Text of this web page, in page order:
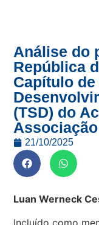
Análise do
República
Capítulo
(TSD) do
21/10/2025
Luan Werneck
Incluído como